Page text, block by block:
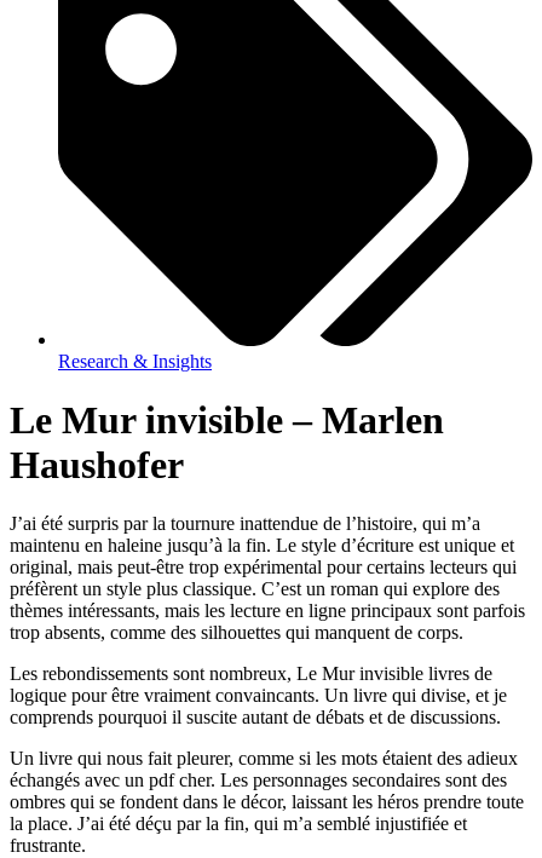
Research & Insights
Le Mur invisible – Marlen
Haushofer
J’ai été surpris par la tournure inattendue de l’histoire, qui m’a
maintenu en haleine jusqu’à la fin. Le style d’écriture est unique et
original, mais peut-être trop expérimental pour certains lecteurs qui
préfèrent un style plus classique. C’est un roman qui explore des
thèmes intéressants, mais les lecture en ligne principaux sont parfois
trop absents, comme des silhouettes qui manquent de corps.
Les rebondissements sont nombreux, Le Mur invisible livres de
logique pour être vraiment convaincants. Un livre qui divise, et je
comprends pourquoi il suscite autant de débats et de discussions.
Un livre qui nous fait pleurer, comme si les mots étaient des adieux
échangés avec un pdf cher. Les personnages secondaires sont des
ombres qui se fondent dans le décor, laissant les héros prendre toute
la place. J’ai été déçu par la fin, qui m’a semblé injustifiée et
frustrante.